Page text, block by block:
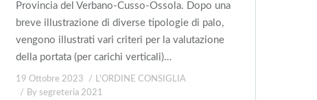
Provincia del Verbano-Cusso-Ossola. Dopo una
breve illustrazione di diverse tipologie di palo,
vengono illustrati vari criteri per la valutazione
della portata (per carichi verticali)…
19 Ottobre 2023
L'ORDINE CONSIGLIA
By segreteria 2021